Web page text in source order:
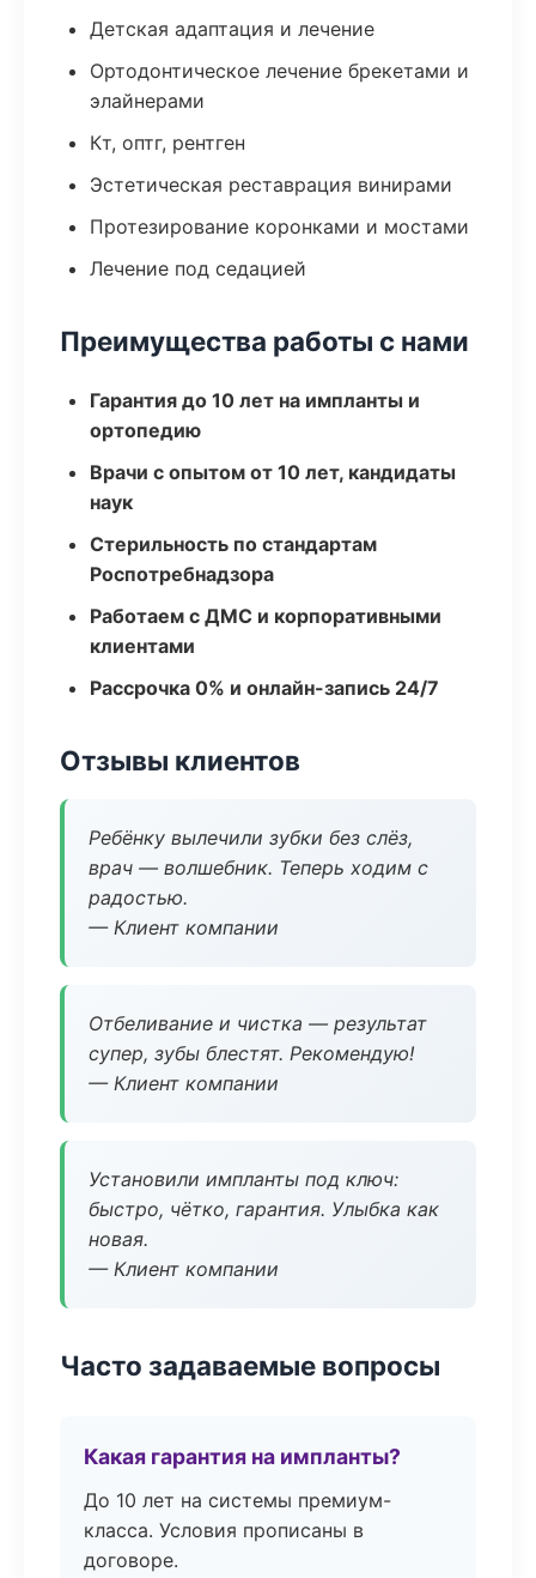
Детская адаптация и лечение
Ортодонтическое лечение брекетами и
элайнерами
Кт, оптг, рентген
Эстетическая реставрация винирами
Протезирование коронками и мостами
Лечение под седацией
Преимущества работы с нами
Гарантия до 10 лет на импланты и
ортопедию
Врачи с опытом от 10 лет, кандидаты
наук
Стерильность по стандартам
Роспотребнадзора
Работаем с ДМС и корпоративными
клиентами
Рассрочка 0% и онлайн-запись 24/7
Отзывы клиентов
Ребёнку вылечили зубки без слёз,
врач — волшебник. Теперь ходим с
радостью.
— Клиент компании
Отбеливание и чистка — результат
супер, зубы блестят. Рекомендую!
— Клиент компании
Установили импланты под ключ:
быстро, чётко, гарантия. Улыбка как
новая.
— Клиент компании
Часто задаваемые вопросы
Какая гарантия на импланты?
До 10 лет на системы премиум-
класса. Условия прописаны в
договоре.